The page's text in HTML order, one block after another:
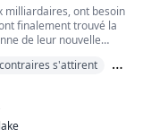
milliardaires, ont besoin
finalement trouvé la
de leur nouvelle
de la séduire pour
s'attirent